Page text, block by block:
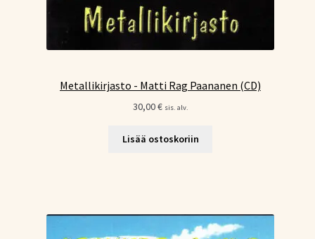
Metallikirjasto - Matti Rag Paananen (CD)
30,00€ sis. alv.
Lisää ostoskoriin